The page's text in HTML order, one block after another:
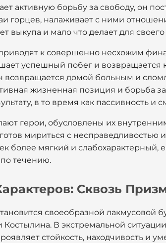
активную борьбу за свободу, он
горцев, налаживает с ними
выкупа и мало что делает для
к совершенно несхожим
успешный побег и возвращается
возвращается домой больным и
жизненная позиция и борьба
в то время как пассивность и
герои, обусловлены их
мириться с несправедливостью
более мягкий и слабохарактерный,
течению.
Сквозь
своеобразной лакмусовой
В экстремальной
стойкость, находчивость и